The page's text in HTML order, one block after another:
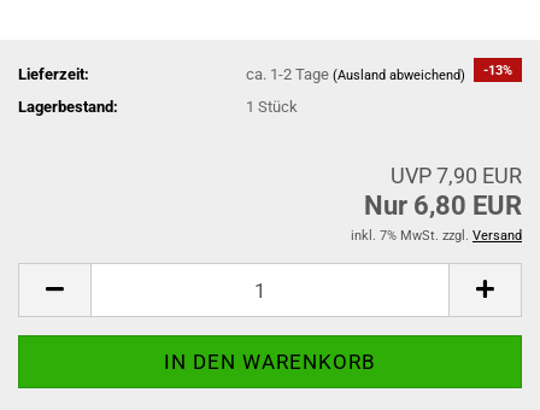
-13%
Lieferzeit: ca. 1-2 Tage(Ausland abweichend)
Lagerbestand: 1Stück
UVP 7,90 EUR
Nur 6,80 EUR
inkl. 7% MwSt. zzgl. Versand